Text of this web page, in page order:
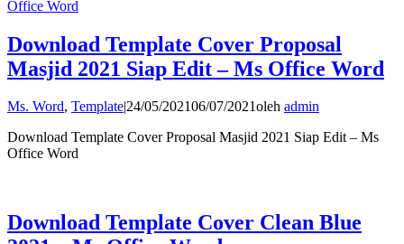
Download Template Cover Proposal
Masjid 2021 Siap Edit – Ms Office Word
Ms. Word, Template24/05/202106/07/2021oleh admin
Download Template Cover Proposal Masjid 2021 Siap Edit – Ms
Office Word
Download Template Cover Clean Blue